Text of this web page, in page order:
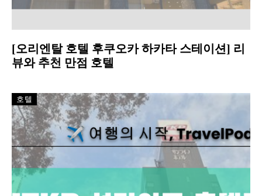
[오리엔탈 호텔 후쿠오카 하카타 스테이션] 리
뷰와 추천 만점 호텔
호텔